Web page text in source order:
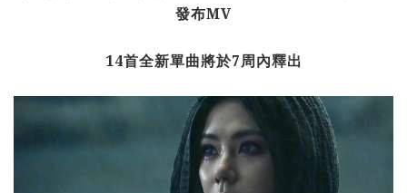
發布MV
14首全新單曲將於7周內釋出